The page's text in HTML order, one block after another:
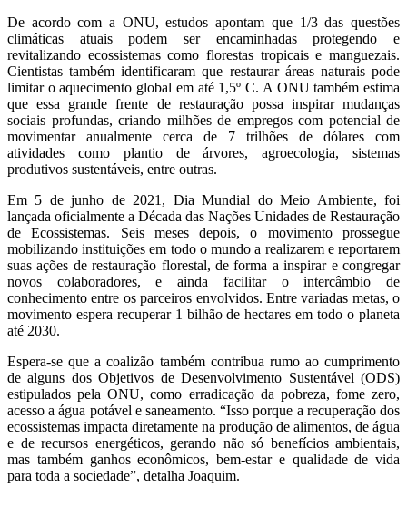
De acordo com a ONU, estudos apontam que 1/3 das questões
climáticas atuais podem ser encaminhadas protegendo e
revitalizando ecossistemas como florestas tropicais e manguezais.
Cientistas também identificaram que restaurar áreas naturais pode
limitar o aquecimento global em até 1,5º C. A ONU também estima
que essa grande frente de restauração possa inspirar mudanças
sociais profundas, criando milhões de empregos com potencial de
movimentar anualmente cerca de 7 trilhões de dólares com
atividades como plantio de árvores, agroecologia, sistemas
produtivos sustentáveis, entre outras.
Em 5 de junho de 2021, Dia Mundial do Meio Ambiente, foi
lançada oficialmente a Década das Nações Unidades de Restauração
de Ecossistemas. Seis meses depois, o movimento prossegue
mobilizando instituições em todo o mundo a realizarem e reportarem
suas ações de restauração florestal, de forma a inspirar e congregar
novos colaboradores, e ainda facilitar o intercâmbio de
conhecimento entre os parceiros envolvidos. Entre variadas metas, o
movimento espera recuperar 1 bilhão de hectares em todo o planeta
até 2030.
Espera-se que a coalizão também contribua rumo ao cumprimento
de alguns dos Objetivos de Desenvolvimento Sustentável (ODS)
estipulados pela ONU, como erradicação da pobreza, fome zero,
acesso a água potável e saneamento. “Isso porque a recuperação dos
ecossistemas impacta diretamente na produção de alimentos, de água
e de recursos energéticos, gerando não só benefícios ambientais,
mas também ganhos econômicos, bem-estar e qualidade de vida
para toda a sociedade”, detalha Joaquim.